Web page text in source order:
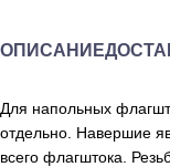
ОПИСАНИЕ
Для напольных
отдельно. Навершие
всего флагштока.